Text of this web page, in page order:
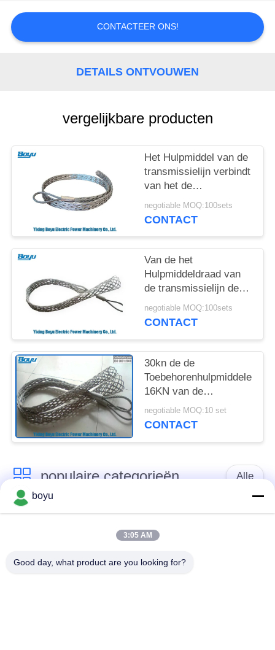
PRIVACY
CONTACTEER ONS!
DETAILS ONTVOUWEN
vergelijkbare producten
Het Hulpmiddel van de
transmissielijn verbindt
van het de
Kabelnetwerk van de
Hulpmiddelendraad de
negotiable MOQ:100sets
CONTACT
Van de het
Hulpmiddeldraad van
de transmissielijn de
Sok van het de
Kabelnetwerk verbindt
negotiable MOQ:100sets
CONTACT
30kn de de
Toebehorenhulpmiddelen
16KN van de
transmissielijn kiezen
de Hoofd Tijdelijke
negotiable MOQ:10 set
CONTACT
populaire categorieën Alle
transmissielijn die
Luchtlijn die Materiaal
vastbinden
spanning die
De antikabel van de
boyu
3:05 AM
Good day, what product are you looking for?